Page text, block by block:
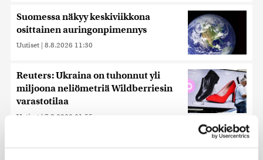
Suomessa näkyy keskiviikkona
osittainen auringonpimennys
Uutiset | 8.8.2026 11:30
Reuters: Ukraina on tuhonnut yli
miljoona neliömetriä Wildberriesin
varastotilaa
Uutiset | 7.8.2026 21:55